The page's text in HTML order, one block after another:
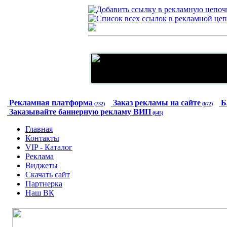
Рекламная платформа (732) Заказ рекламы на сайте (672)
Заказывайте баннерную рекламу ВИП (645)
Главная
Контакты
VIP - Каталог
Реклама
Виджеты
Скачать сайт
Партнерка
Наш ВК